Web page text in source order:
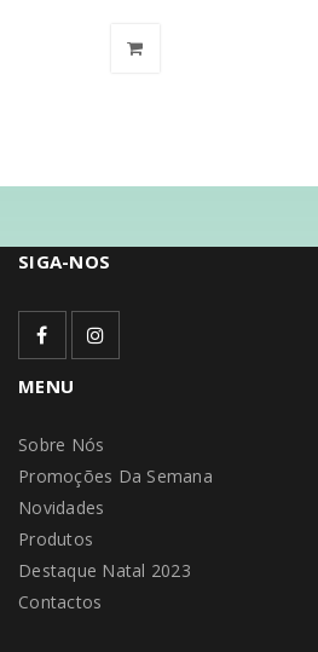
SIGA-NOS
MENU
Sobre Nós
Promoções Da Semana
Novidades
Produtos
Destaque Natal 2023
Contactos